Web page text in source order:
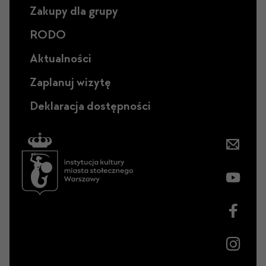
Zakupy dla grupy
RODO
Aktualności
Zaplanuj wizytę
Deklaracja dostępności